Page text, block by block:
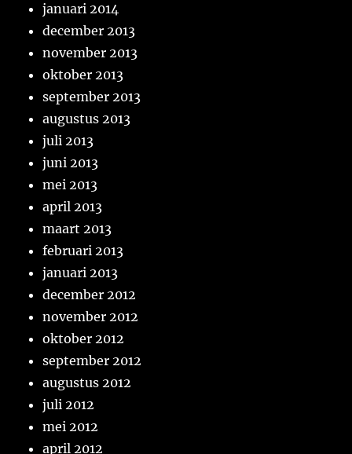
januari 2014
december 2013
november 2013
oktober 2013
september 2013
augustus 2013
juli 2013
juni 2013
mei 2013
april 2013
maart 2013
februari 2013
januari 2013
december 2012
november 2012
oktober 2012
september 2012
augustus 2012
juli 2012
mei 2012
april 2012